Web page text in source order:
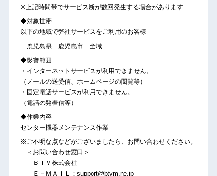
※上記時間帯でサービス断が数回発生する場合があります
◆対象世帯
以下の地域で弊社サービスをご利用のお客様
鹿児島県 鹿児島市 全域
◆影響範囲
・インターネットサービスが利用できません。
（メールの送受信、ホームページの閲覧等）
・固定電話サービスが利用できません。
（電話の発着信等）
◆作業内容
センター機器メンテナンス作業
※ご不明な点などがございましたら、お問い合わせください。
＜お問い合わせ窓口＞
ＢＴＶ株式会社
Ｅ－ＭＡＩＬ：support@btvm.ne.jp